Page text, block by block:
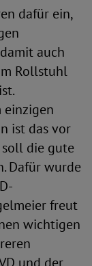
dafür ein,
auch
Rollstuhl
einzigen
ist das vor
die gute
Dafür wurde
freut
wichtigen